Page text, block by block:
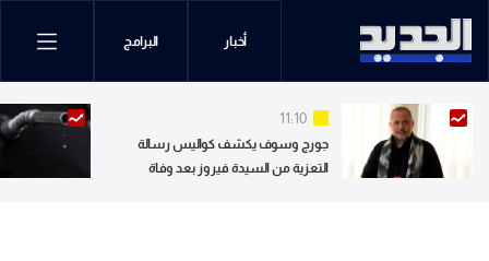
أخبار البرامج
11:10
جورج وسوف يكشف كواليس رسالة
التعزية من السيدة فيروز بعد وفاة